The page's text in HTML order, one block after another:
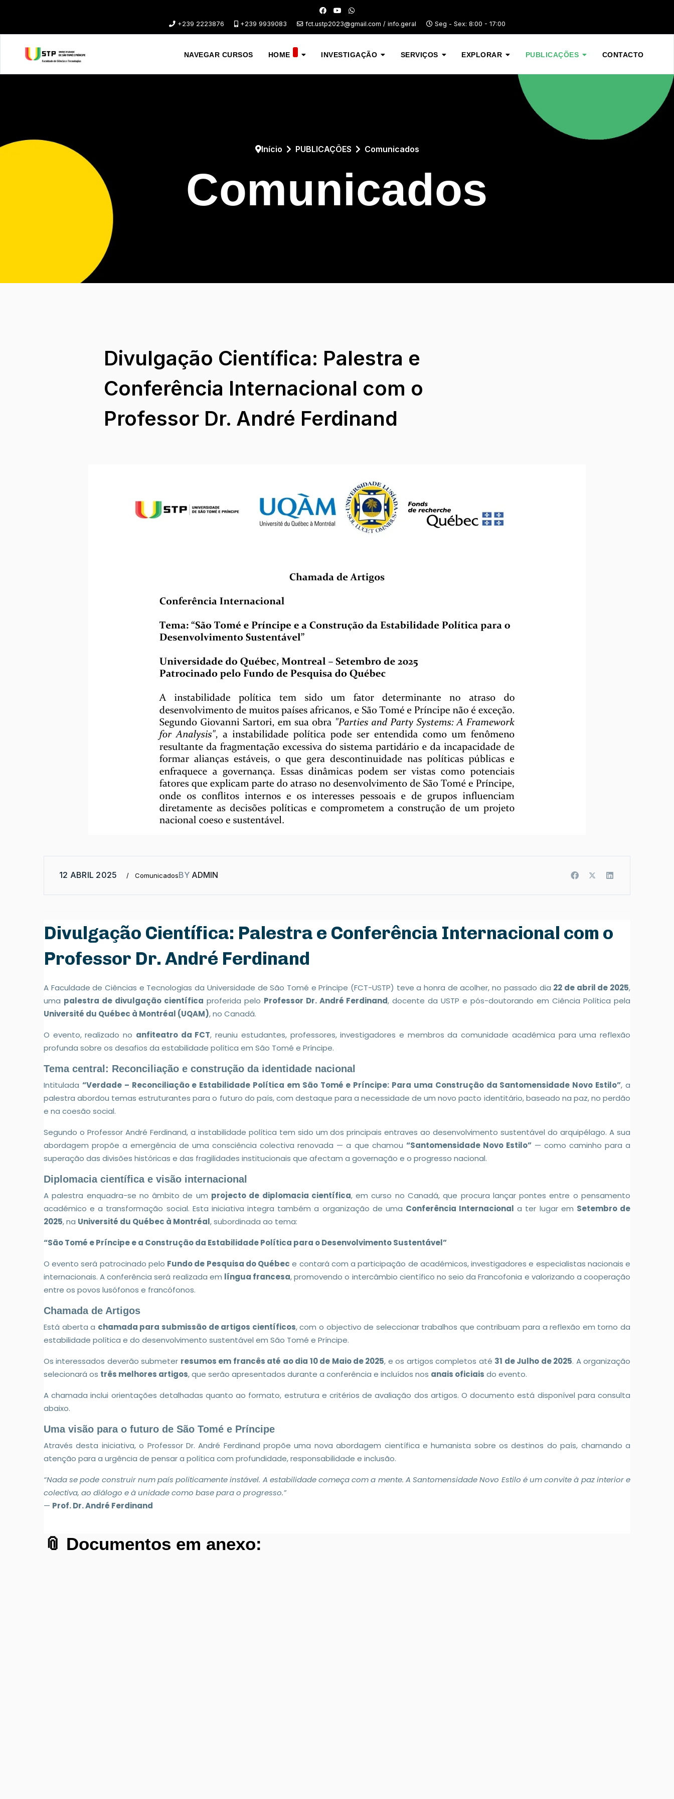
+239 2223876 +239 9939083 fct.ustp2023@gmail.com / info.geral Seg - Sex: 8:00 - 17:00
NAVEGAR CURSOS HOME INVESTIGAÇÃO SERVIÇOS EXPLORAR PUBLICAÇÕES CONTACTO
Comunicados
Início PUBLICAÇÕES Comunicados
Divulgação Científica: Palestra e
Conferência Internacional com o
Professor Dr. André Ferdinand
BY ADMIN
Comunicados
12 ABRIL 2025
Divulgação Científica: Palestra e Conferência Internacional com o
Professor Dr. André Ferdinand
A Faculdade de Ciências e Tecnologias da Universidade de São Tomé e Príncipe (FCT-USTP) teve a honra de acolher, no passado dia 22 de abril de 2025,
uma palestra de divulgação científica proferida pelo Professor Dr. André Ferdinand, docente da USTP e pós-doutorando em Ciência Política pela
Université du Québec à Montréal (UQAM), no Canadá.
O evento, realizado no anfiteatro da FCT, reuniu estudantes, professores, investigadores e membros da comunidade académica para uma reflexão
profunda sobre os desafios da estabilidade política em São Tomé e Príncipe.
Tema central: Reconciliação e construção da identidade nacional
Intitulada “Verdade – Reconciliação e Estabilidade Política em São Tomé e Príncipe: Para uma Construção da Santomensidade Novo Estilo”, a
palestra abordou temas estruturantes para o futuro do país, com destaque para a necessidade de um novo pacto identitário, baseado na paz, no perdão
e na coesão social.
Segundo o Professor André Ferdinand, a instabilidade política tem sido um dos principais entraves ao desenvolvimento sustentável do arquipélago. A sua
abordagem propõe a emergência de uma consciência colectiva renovada — a que chamou “Santomensidade Novo Estilo”— como caminho para a
superação das divisões históricas e das fragilidades institucionais que afectam a governação e o progresso nacional.
Diplomacia científica e visão internacional
A palestra enquadra-se no âmbito de um projecto de diplomacia científica, em curso no Canadá, que procura lançar pontes entre o pensamento
académico e a transformação social. Esta iniciativa integra também a organização de uma Conferência Internacional a ter lugar em Setembro de
2025, na Université du Québec à Montréal, subordinada ao tema:
“São Tomé e Príncipe e a Construção da Estabilidade Política para o Desenvolvimento Sustentável”
O evento será patrocinado pelo Fundo de Pesquisa do Québec e contará com a participação de académicos, investigadores e especialistas nacionais e
internacionais. A conferência será realizada em língua francesa, promovendo o intercâmbio científico no seio da Francofonia e valorizando a cooperação
entre os povos lusófonos e francófonos.
Chamada de Artigos
Está aberta a chamada para submissão de artigos científicos, com o objectivo de seleccionar trabalhos que contribuam para a reflexão em torno da
estabilidade política e do desenvolvimento sustentável em São Tomé e Príncipe.
Os interessados deverão submeter resumos em francês até ao dia 10 de Maio de 2025, e os artigos completos até 31 de Julho de 2025. A organização
selecionará os três melhores artigos, que serão apresentados durante a conferência e incluídos nos anais oficiais do evento.
A chamada inclui orientações detalhadas quanto ao formato, estrutura e critérios de avaliação dos artigos. O documento está disponível para consulta
abaixo.
Uma visão para o futuro de São Tomé e Príncipe
Através desta iniciativa, o Professor Dr. André Ferdinand propõe uma nova abordagem científica e humanista sobre os destinos do país, chamando a
atenção para a urgência de pensar a política com profundidade, responsabilidade e inclusão.
“Nada se pode construir num país politicamente instável. A estabilidade começa com a mente. A Santomensidade Novo Estilo é um convite à paz interior e
colectiva, ao diálogo e à unidade como base para o progresso.”
— Prof. Dr. André Ferdinand
📎 Documentos em anexo: